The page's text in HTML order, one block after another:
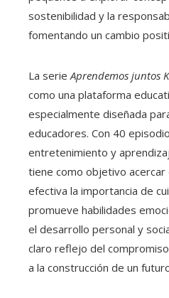
sostenibilidad y la
fomentando un cambio
La serieAprendemos juntos
como una plataforma
especialmente diseñada
educadores. Con 40
entretenimiento y
tiene como objetivo acercar
efectiva la importancia de
promueve habilidades
el desarrollo personal y
claro reflejo del
a la construcción de un